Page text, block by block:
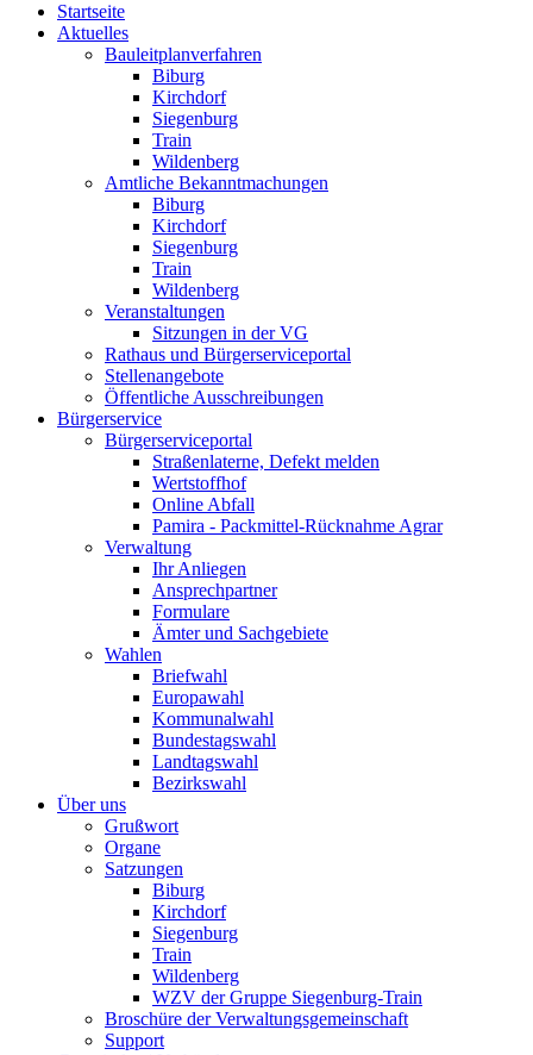
Startseite
Aktuelles
Bauleitplanverfahren
Biburg
Kirchdorf
Siegenburg
Train
Wildenberg
Amtliche Bekanntmachungen
Biburg
Kirchdorf
Siegenburg
Train
Wildenberg
Veranstaltungen
Sitzungen in der VG
Rathaus und Bürgerserviceportal
Stellenangebote
Öffentliche Ausschreibungen
Bürgerservice
Bürgerserviceportal
Straßenlaterne, Defekt melden
Wertstoffhof
Online Abfall
Pamira - Packmittel-Rücknahme Agrar
Verwaltung
Ihr Anliegen
Ansprechpartner
Formulare
Ämter und Sachgebiete
Wahlen
Briefwahl
Europawahl
Kommunalwahl
Bundestagswahl
Landtagswahl
Bezirkswahl
Über uns
Grußwort
Organe
Satzungen
Biburg
Kirchdorf
Siegenburg
Train
Wildenberg
WZV der Gruppe Siegenburg-Train
Broschüre der Verwaltungsgemeinschaft
Support